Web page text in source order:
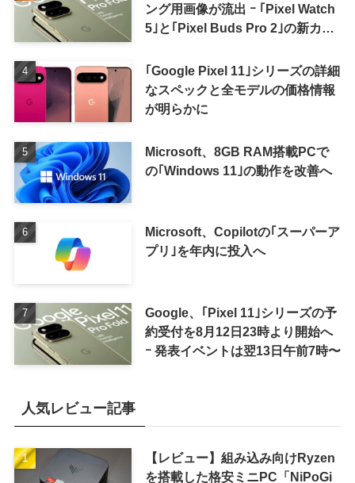
ング用画像が流出 ｰ ｢Pixel Watch
5｣と｢Pixel Buds Pro 2｣の新カラ
｢Google Pixel 11｣シリーズの詳細
なスペックと全モデルの価格情報
が明らかに
Microsoft、8GB RAM搭載PCで
の｢Windows 11｣の動作を改善へ
Microsoft、Copilotの｢スーパーア
プリ｣を年内に投入へ
Google、｢Pixel 11｣シリーズの予
約受付を8月12日23時より開始へ
ｰ 発表イベントは翌13日午前7時〜
人気レビュー記事
【レビュー】組み込み向けRyzen
を搭載した格安ミニPC「NiPoGi